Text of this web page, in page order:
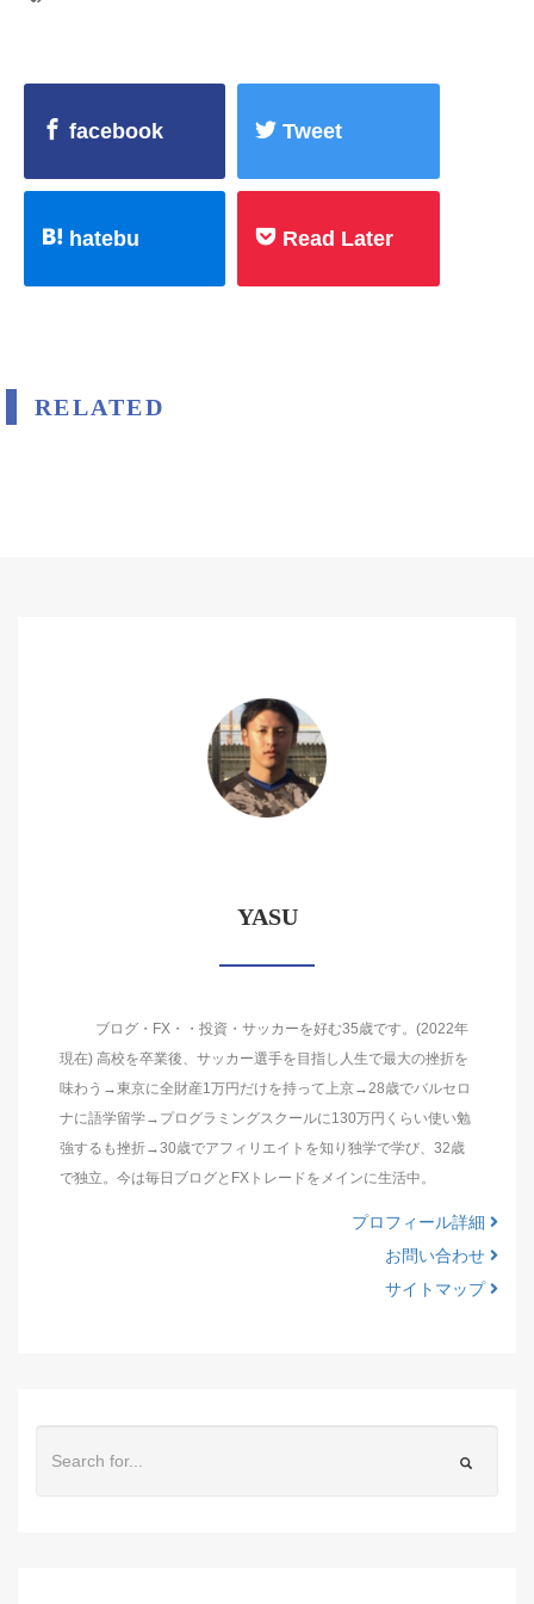
facebook Tweet
hatebu Read Later
RELATED
YASU
ブログ・FX・・投資・サッカーを好む35歳です。(2022年
現在) 高校を卒業後、サッカー選手を目指し人生で最大の挫折を
味わう→東京に全財産1万円だけを持って上京→28歳でバルセロ
ナに語学留学→プログラミングスクールに130万円くらい使い勉
強するも挫折→30歳でアフィリエイトを知り独学で学び、32歳
で独立。今は毎日ブログとFXトレードをメインに生活中。
プロフィール詳細
お問い合わせ
サイトマップ